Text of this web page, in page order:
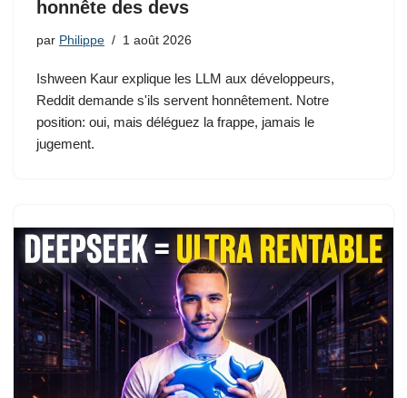
honnête des devs
par Philippe 1 août 2026
Ishween Kaur explique les LLM aux développeurs,
Reddit demande s'ils servent honnêtement. Notre
position: oui, mais déléguez la frappe, jamais le
jugement.